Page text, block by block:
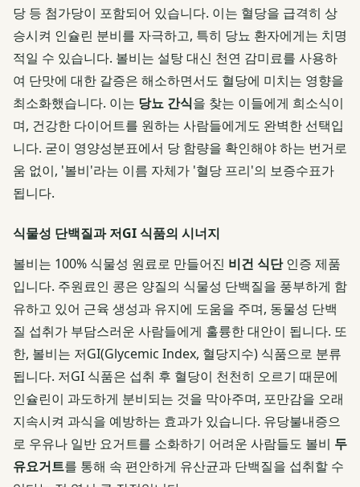
당 등 첨가당이 포함되어 있습니다. 이는 혈당을 급격히 상
승시켜 인슐린 분비를 자극하고, 특히 당뇨 환자에게는 치명
적일 수 있습니다. 볼비는 설탕 대신 천연 감미료를 사용하
여 단맛에 대한 갈증은 해소하면서도 혈당에 미치는 영향을
최소화했습니다. 이는 당뇨 간식을 찾는 이들에게 희소식이
며, 건강한 다이어트를 원하는 사람들에게도 완벽한 선택입
니다. 굳이 영양성분표에서 당 함량을 확인해야 하는 번거로
움 없이, '볼비'라는 이름 자체가 '혈당 프리'의 보증수표가
됩니다.
식물성 단백질과 저GI 식품의 시너지
볼비는 100% 식물성 원료로 만들어진 비건 식단인증 제품
입니다. 주원료인 콩은 양질의 식물성 단백질을 풍부하게 함
유하고 있어 근육 생성과 유지에 도움을 주며, 동물성 단백
질 섭취가 부담스러운 사람들에게 훌륭한 대안이 됩니다. 또
한, 볼비는 저GI(Glycemic Index, 혈당지수) 식품으로 분류
됩니다. 저GI 식품은 섭취 후 혈당이 천천히 오르기 때문에
인슐린이 과도하게 분비되는 것을 막아주며, 포만감을 오래
지속시켜 과식을 예방하는 효과가 있습니다. 유당불내증으
로 우유나 일반 요거트를 소화하기 어려운 사람들도 볼비 두
유요거트를 통해 속 편안하게 유산균과 단백질을 섭취할 수